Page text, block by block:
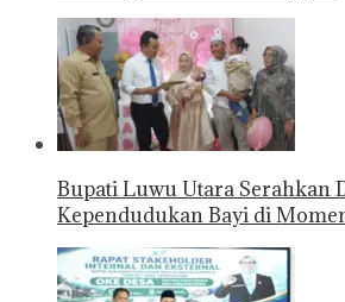
Bupati Luwu Utara Serahkan
Kependudukan Bayi di